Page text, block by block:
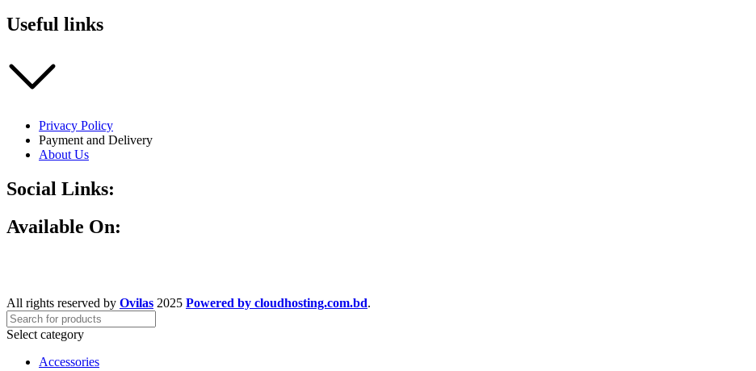
Useful links
Privacy Policy
Payment and Delivery
About Us
Social Links:
Available On:
All rights reserved by Ovilas 2025 Powered by cloudhosting.com.bd.
Select category
Accessories